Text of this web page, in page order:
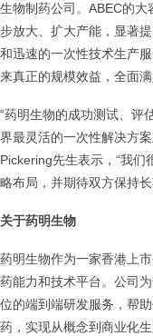
生物制药公司。ABEC的
步放大、扩大产能，显著
和迅速的一次性技术生产
来真正的规模效益，全面
“药明生物的成功测试、评
界最灵活的一次性解决方
Pickering先生表示，“我
略布局，并期待双方保持
关于药明生物
药明生物作为一家香港上
药能力和技术平台。公司
位的端到端研发服务，帮
药，实现从概念到商业化